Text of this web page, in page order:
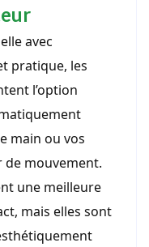
avec
pratique, les
l’option
main ou vos
de mouvement.
une meilleure
mais elles sont